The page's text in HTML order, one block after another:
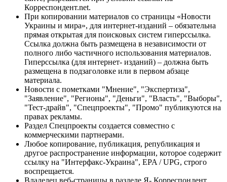
Корреспондент.net.
При копировании материалов со страницы «Новости
Украины и мира», для интернет-изданий – обязательна
прямая открытая для поисковых систем гиперссылка.
Ссылка должна быть размещена в независимости от
полного либо частичного использования материалов.
Гиперссылка (для интернет- изданий) – должна быть
размещена в подзаголовке или в первом абзаце
материала.
Новости с пометками "Мнение", "Экспертиза",
"Заявление", "Регионы", "Деньги", "Власть", "Выборы",
"Тест-драйв", "Спецпроекты", "Промо" публикуются на
правах рекламы.
Раздел Спецпроекты создается совместно с
коммерческими партнерами.
Любое копирование, публикация, републикация и
другое распространение информации, которое содержит
ссылку на "Интерфакс-Украина", EPA / UPG, строго
воспрещается.
Владелец веб-страницы в разделе Я- Корреспондент